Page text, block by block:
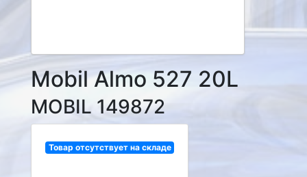
Mobil Almo 527 20L
MOBIL 149872
Товар отсутствует на складе